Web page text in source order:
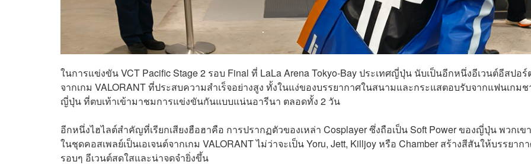
ในการแข่งขัน VCT Pacific Stage 2 รอบ Final ที่ LaLa Arena Tokyo-Bay ประเทศญี่ปุ่น นับเป็นอีกหนึ่งอีเวนต์อีสปอร์
จากเกม VALORANT ที่ประสบความสำเร็จอย่างสูง ทั้งในแง่ของบรรยากาศในสนามและกระแสตอบรับจากแฟนเกมช
ญี่ปุ่น ที่ตบเท้าเข้ามาชมการแข่งขันกันแบบแน่นอารีนา ตลอดทั้ง 2 วัน
อีกหนึ่งไฮไลต์สำคัญที่เรียกเสียงฮือฮาคือ การปรากฏตัวของเหล่า Cosplayer ซึ่งถือเป็น Soft Power ของญี่ปุ่น พวกเข
ในชุดคอสเพลย์เป็นเอเจนต์จากเกม VALORANT ไม่ว่าจะเป็น Yoru, Jett, Killjoy หรือ Chamber สร้างสีสันให้บรรยาก
รอบๆ อีเวนต์สดใสและน่าจดจำยิ่งขึ้น